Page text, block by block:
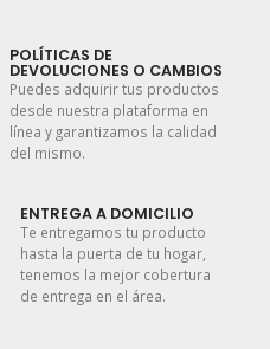
POLÍTICAS DE
DEVOLUCIONES O CAMBIOS
Puedes adquirir tus productos
desde nuestra plataforma en
línea y garantizamos la calidad
del mismo.
ENTREGA A DOMICILIO
Te entregamos tu producto
hasta la puerta de tu hogar,
tenemos la mejor cobertura
de entrega en el área.